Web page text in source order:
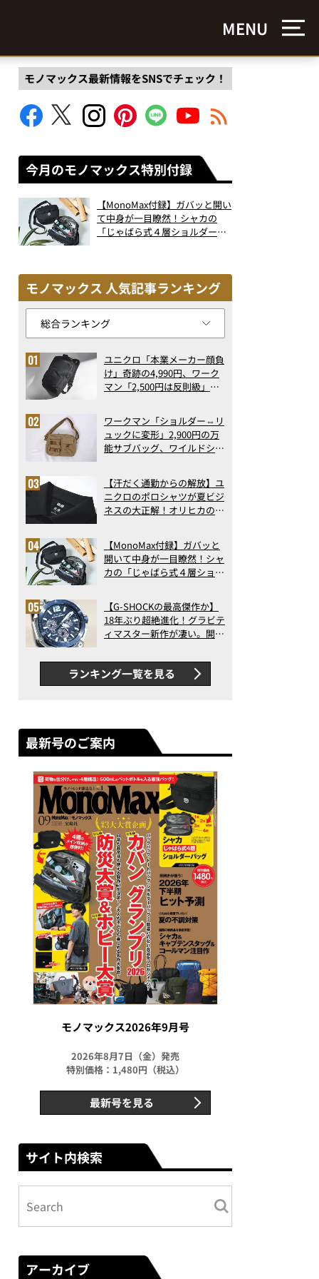
MENU
モノマックス最新情報をSNSでチェック！
今月のモノマックス特別付録
【MonoMax付録】ガバッと開い
て中身が一目瞭然！シャカの
「じゃばら式４層ショルダーバ
モノマックス 人気記事ランキング
ユニクロ「本業メーカー顔負
け」奇跡の4,990円、ワーク
マン「2,500円は反則級」凄
ト3】（2026年6月版）
ワークマン「ショルダー⇔リ
ュックに変形」2,900円の万
能サブバッグ、ワイルドシン
記事ランキングベスト3】
（2026年6月版）
【汗だく通勤からの解放】ユ
ニクロのポロシャツが夏ビジ
ネスの大正解！オリヒカの透
アの実力
【MonoMax付録】ガバッと
開いて中身が一目瞭然！シャ
カの「じゃばら式４層ショル
った！
【G-SHOCKの最高傑作か】
18年ぶり超絶進化！グラビテ
ィマスター新作が凄い。開発
新ムーブメントの衝撃
ランキング一覧を見る
最新号のご案内
モノマックス2026年9月号
2026年8月7日（金）発売
特別価格：1,480円（税込）
最新号を見る
サイト内検索
アーカイブ